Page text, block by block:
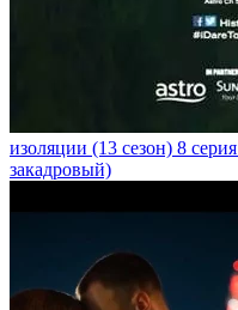
изоляции (13 сезон) 8 серия
закадровый)